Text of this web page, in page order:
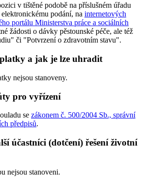
v tištěné podobě na příslušném úřadu
podání, na internetových
portálu Ministerstva práce a sociálních
žádosti o dávky pěstounské péče, ale též
či "Potvrzení o zdravotním stavu".
a jak je lze uhradit
nejsou stanoveny.
pro vyřízení
se zákonem č. 500/2004 Sb., správní
předpisů.
účastníci (dotčení) řešení životní
nejsou stanoveni.